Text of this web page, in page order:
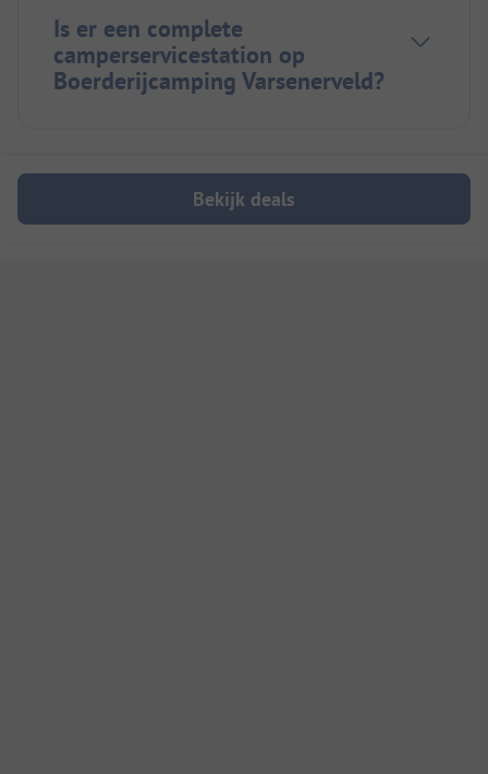
Is er een complete
camperservicestation op
Boerderijcamping Varsenerveld?
Bekijk deals